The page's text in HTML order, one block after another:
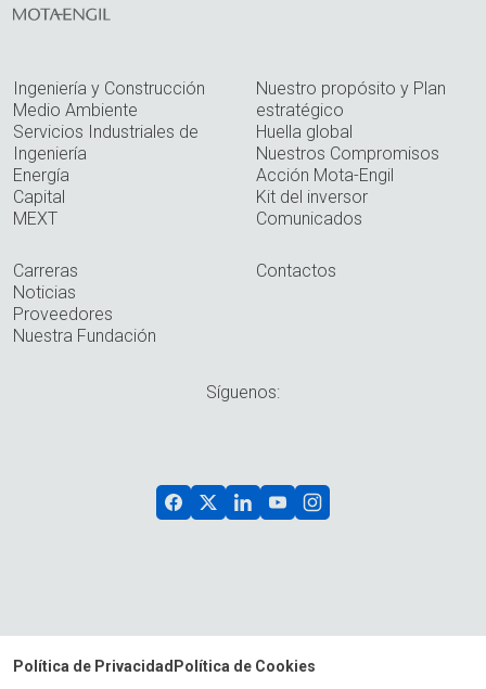
Ingeniería y Construcción
Medio Ambiente
Servicios Industriales de
Ingeniería
Energía
Capital
MEXT
Nuestro propósito y Plan
estratégico
Huella global
Nuestros Compromisos
Acción Mota-Engil
Kit del inversor
Comunicados
Carreras
Noticias
Proveedores
Nuestra Fundación
Contactos
Síguenos:
Política de Privacidad Política de Cookies